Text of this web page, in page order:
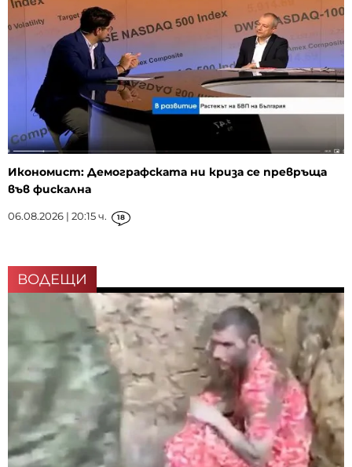
Икономист: Демографската ни криза се превръща
във фискална
06.08.2026 | 20:15 ч. 18
ВОДЕЩИ